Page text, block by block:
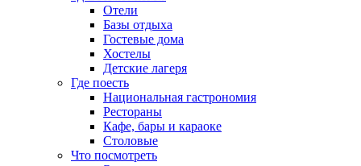
Отели
Базы отдыха
Гостевые дома
Хостелы
Детские лагеря
Где поесть
Национальная гастрономия
Рестораны
Кафе, бары и караоке
Столовые
Что посмотреть